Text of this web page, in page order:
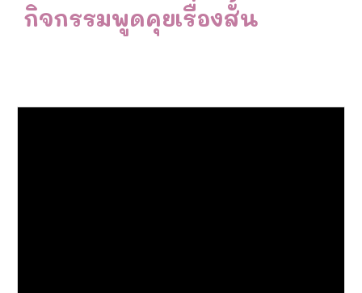
กิจกรรมพูดคุยเรื่องสั้น